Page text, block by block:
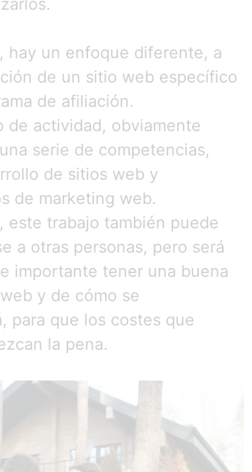
hay un enfoque diferente, a
de un sitio web específico
de afiliación.
de actividad, obviamente
serie de competencias,
de sitios web y
de marketing web.
este trabajo también puede
a otras personas, pero será
importante tener una buena
y de cómo se
para que los costes que
la pena.